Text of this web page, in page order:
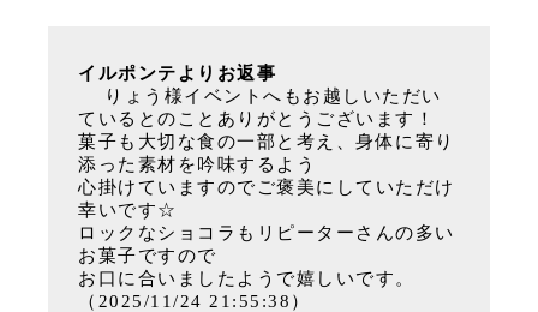
イルポンテよりお返事
りょう様イベントへもお越しいただい
ているとのことありがとうございます！
菓子も大切な食の一部と考え、身体に寄り
添った素材を吟味するよう
心掛けていますのでご褒美にしていただけ
幸いです☆
ロックなショコラもリピーターさんの多い
お菓子ですので
お口に合いましたようで嬉しいです。
（2025/11/24 21:55:38）